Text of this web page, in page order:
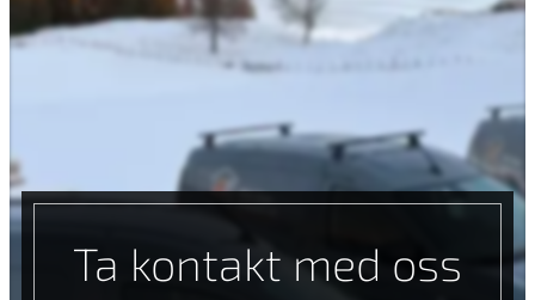
Ta kontakt med oss